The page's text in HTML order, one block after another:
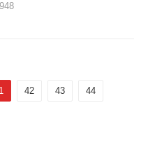
42 43 44